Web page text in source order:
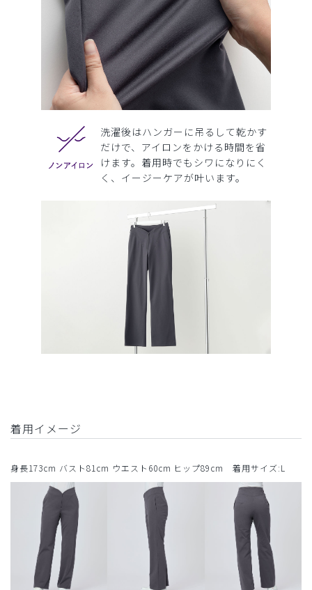
洗濯後はハンガーに吊るして乾かす
だけで、アイロンをかける時間を省
けます。着用時でもシワになりにく
く、イージーケアが叶います。
着用イメージ
身長173cm バスト81cm ウエスト60cm ヒップ89cm 着用サイズ:L